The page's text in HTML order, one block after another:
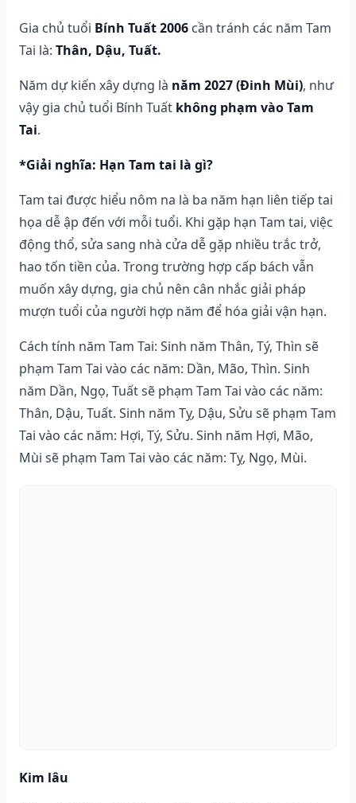
Gia chủ tuổi Bính Tuất 2006 cần tránh các năm Tam
Tai là: Thân, Dậu, Tuất.
Năm dự kiến xây dựng là năm 2027 (Đinh Mùi), như
vậy gia chủ tuổi Bính Tuất không phạm vào Tam
Tai.
*Giải nghĩa: Hạn Tam tai là gì?
Tam tai được hiểu nôm na là ba năm hạn liên tiếp tai
họa dễ ập đến với mỗi tuổi. Khi gặp hạn Tam tai, việc
động thổ, sửa sang nhà cửa dễ gặp nhiều trắc trở,
hao tốn tiền của. Trong trường hợp cấp bách vẫn
muốn xây dựng, gia chủ nên cân nhắc giải pháp
mượn tuổi của người hợp năm để hóa giải vận hạn.
Cách tính năm Tam Tai: Sinh năm Thân, Tý, Thìn sẽ
phạm Tam Tai vào các năm: Dần, Mão, Thìn. Sinh
năm Dần, Ngọ, Tuất sẽ phạm Tam Tai vào các năm:
Thân, Dậu, Tuất. Sinh năm Tỵ, Dậu, Sửu sẽ phạm Tam
Tai vào các năm: Hợi, Tý, Sửu. Sinh năm Hợi, Mão,
Mùi sẽ phạm Tam Tai vào các năm: Tỵ, Ngọ, Mùi.
Kim lâu